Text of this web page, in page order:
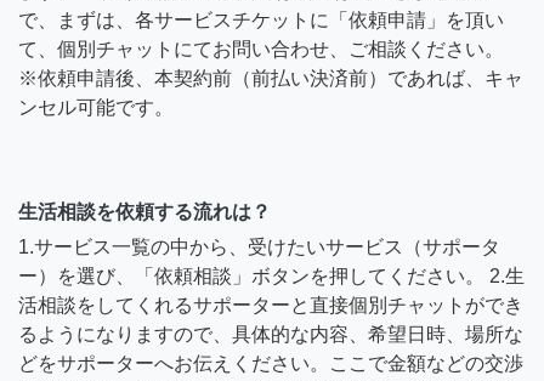
で、まずは、各サービスチケットに「依頼申請」を頂い
て、個別チャットにてお問い合わせ、ご相談ください。
※依頼申請後、本契約前（前払い決済前）であれば、キャ
ンセル可能です。
生活相談を依頼する流れは？
1.サービス一覧の中から、受けたいサービス（サポータ
ー）を選び、「依頼相談」ボタンを押してください。 2.生
活相談をしてくれるサポーターと直接個別チャットができ
るようになりますので、具体的な内容、希望日時、場所な
どをサポーターへお伝えください。ここで金額などの交渉